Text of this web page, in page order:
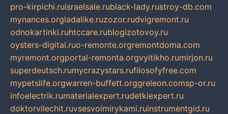
pro-kirpichi.ruisraelsale.rublack-lady.rustroy-db.com
mynances.orgladalike.ruzozor.rudvigremont.ru
odnokartinki.ruhtccare.rublogizotovoy.ru
oysters-digital.ruo-remonte.orgremontdoma.com
myremont.orgportal-remonta.orgvyitikho.rumirjon.ru
superdeutsch.rumycrazystars.rufilosofyfree.com
mypetslife.orgwarren-buffett.orggreleon.comsp-or.ru
infoelectrik.rumaterialexpert.rudetkiexpert.ru
doktorvilechit.ruvsesvoimirykami.ruinstrumentgid.ru